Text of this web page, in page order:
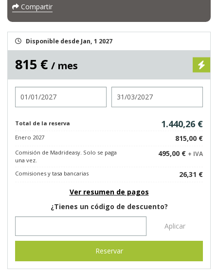
Compartir
Disponible desde Jan, 1 2027
815 € / mes
Total de la reserva 1.440,26 €
Enero 2027 815,00 €
Comisión de Madrideasy. Solo se paga
una vez.
495,00 € + IVA
Comisiones y tasa bancarias
26,31 €
Ver resumen de pagos
¿Tienes un código de descuento?
Aplicar
Reservar